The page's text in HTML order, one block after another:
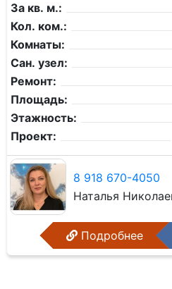
За кв. м.:
Кол. ком.:
Комнаты:
Сан. узел:
Ремонт:
Площадь:
Этажность:
Проект:
8 918 670-4050
Наталья
Подробнее